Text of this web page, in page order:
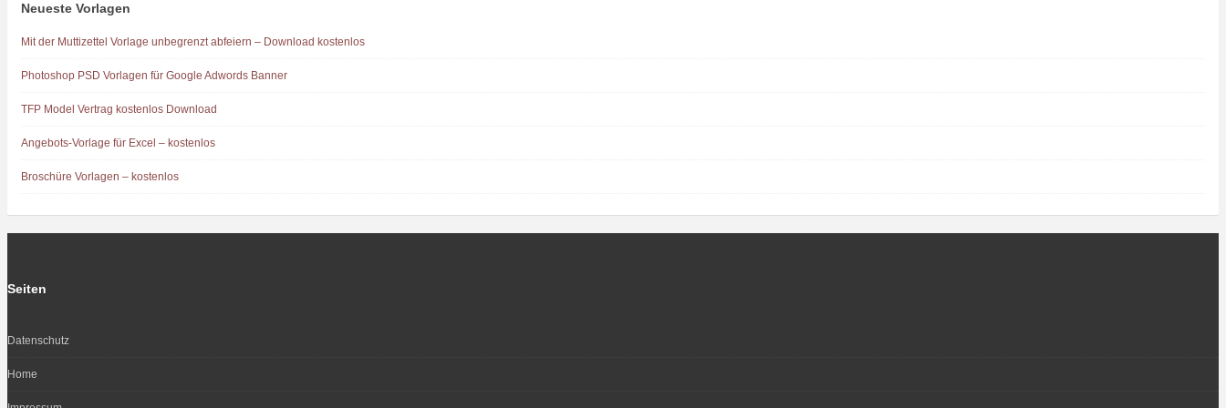
Neueste Vorlagen
Mit der Muttizettel Vorlage unbegrenzt abfeiern – Download kostenlos
Photoshop PSD Vorlagen für Google Adwords Banner
TFP Model Vertrag kostenlos Download
Angebots-Vorlage für Excel – kostenlos
Broschüre Vorlagen – kostenlos
Seiten
Datenschutz
Home